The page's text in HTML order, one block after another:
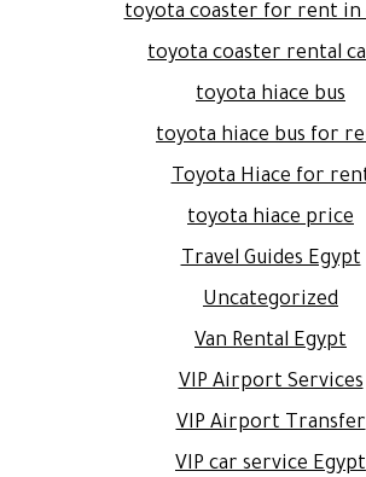
toyota coaster for rent in
toyota coaster rental
toyota hiace bus
toyota hiace bus for
Toyota Hiace for
toyota hiace price
Travel Guides Egypt
Uncategorized
Van Rental Egypt
VIP Airport Services
VIP Airport Transfer
VIP car service Egypt